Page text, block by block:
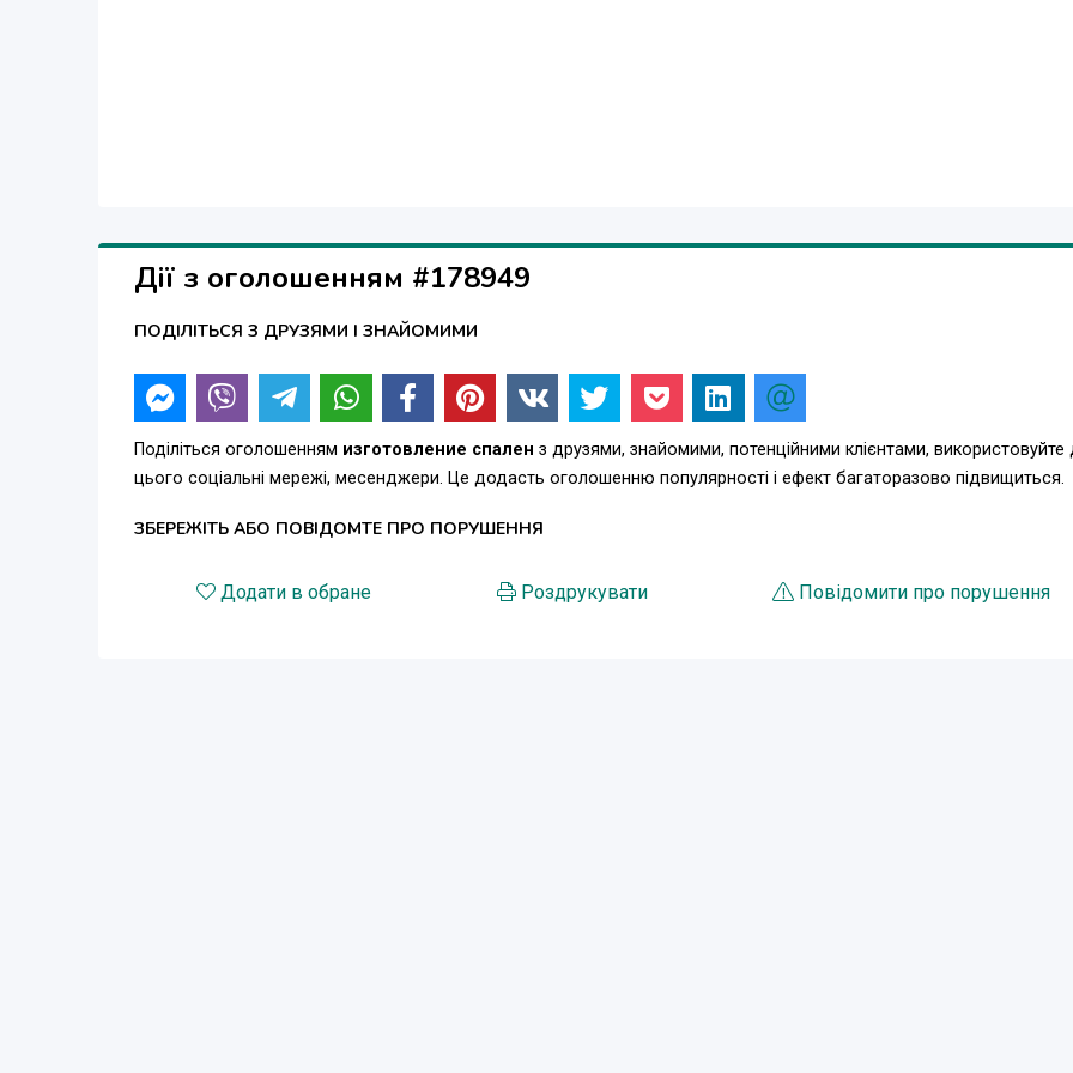
Дії з оголошенням #178949
ПОДІЛІТЬСЯ З ДРУЗЯМИ І ЗНАЙОМИМИ
Поділіться оголошенням изготовление спален з друзями, знайомими, потенційними клієнтами, використовуйте
цього соціальні мережі, месенджери. Це додасть оголошенню популярності і ефект багаторазово підвищиться.
ЗБЕРЕЖІТЬ АБО ПОВІДОМТЕ ПРО ПОРУШЕННЯ
Додати в обране Роздрукувати Повідомити про порушення